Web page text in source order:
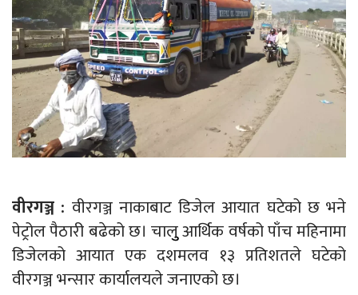
वीरगञ्ज : वीरगञ्ज नाकाबाट डिजेल आयात घटेको छ भने
पेट्रोल पैठारी बढेको छ। चालुु आर्थिक वर्षको पाँच महिनामा
डिजेलको आयात एक दशमलव १३ प्रतिशतले घटेको
वीरगञ्ज भन्सार कार्यालयले जनाएको छ।